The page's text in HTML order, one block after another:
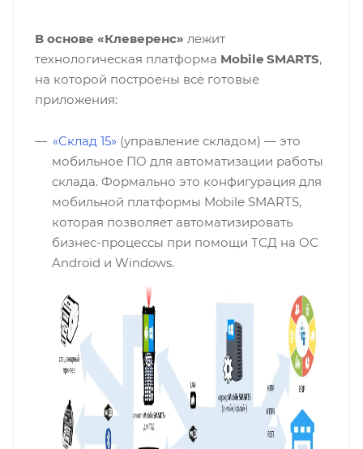
В основе «Клеверенс» лежит
технологическая платформа Mobile SMARTS,
на которой построены все готовые
приложения:
«Склад 15»(управление складом) — это
мобильное ПО для автоматизации работы
склада. Формально это конфигурация для
мобильной платформы Mobile SMARTS,
которая позволяет автоматизировать
бизнес-процессы при помощи ТСД на ОС
Android и Windows.